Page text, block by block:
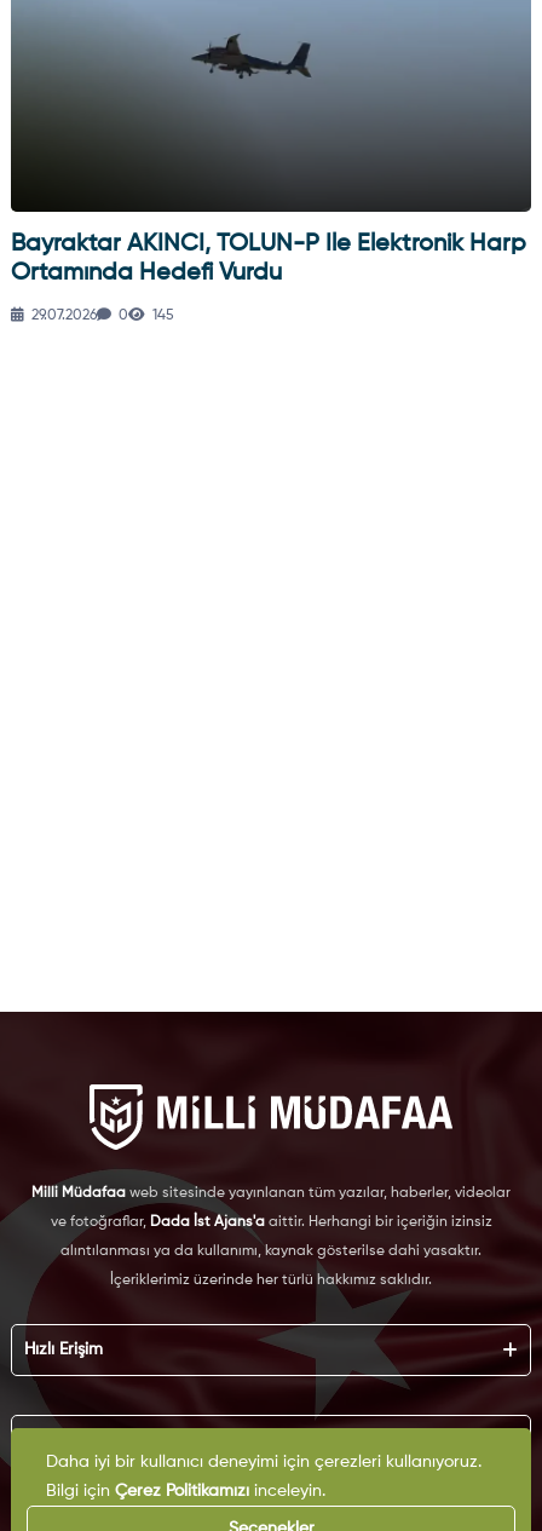
Bayraktar AKINCI, TOLUN-P Ile Elektronik Harp
Ortamında Hedefi Vurdu
29.07.2026 0 145
Milli Müdafaa web sitesinde yayınlanan tüm yazılar, haberler, videolar
ve fotoğraflar, Dada İst Ajans'aaittir. Herhangi bir içeriğin izinsiz
alıntılanması ya da kullanımı, kaynak gösterilse dahi yasaktır.
İçeriklerimiz üzerinde her türlü hakkımız saklıdır.
Hızlı Erişim
Künye
Reklam
İş Birliği
Arşiv
KVKK
Çerez Politikası
Daha iyi bir kullanıcı deneyimi için çerezleri kullanıyoruz.
Bilgi için Çerez Politikamızıinceleyin.